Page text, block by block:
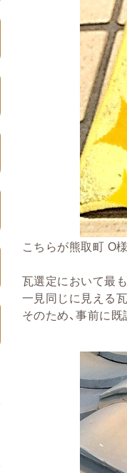
こちらが熊取町 O
瓦選定において最
一見同じに見える
そのため、事前に